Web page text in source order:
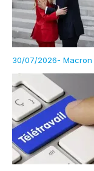
30/07/2026- Macron